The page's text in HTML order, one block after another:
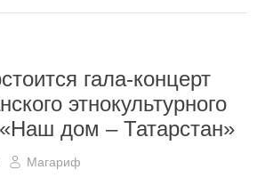
гала-концерт
этнокультурного
дом – Татарстан»
Магариф